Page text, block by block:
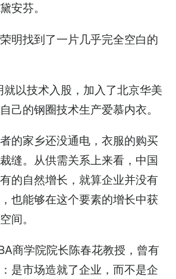
安芬。
明找到了一片几乎完全空白的
以技术入股，加入了北京华美
己的钢圈技术生产爱慕内衣。
的家乡还没通电，衣服的购买
缝。从供需关系上来看，中国
的自然增长，就算企业并没有
也能够在这个要素的增长中获
间。
商学院院长陈春花教授，曾有
是市场造就了企业，而不是企